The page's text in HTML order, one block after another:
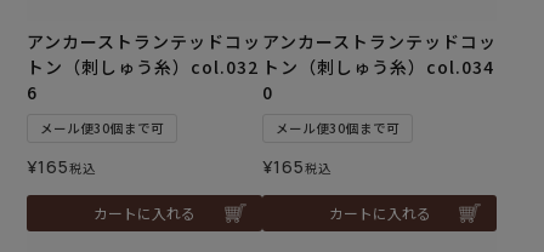
アンカーストランテッドコッ
トン（刺しゅう糸）col.032
6
メール便30個まで可
¥165税込
カートに入れる
アンカーストランテッドコッ
トン（刺しゅう糸）col.034
0
メール便30個まで可
¥165税込
カートに入れる